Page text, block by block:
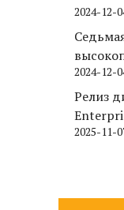
2024-12-
движка
2024-12-
Релиз
2025-11-